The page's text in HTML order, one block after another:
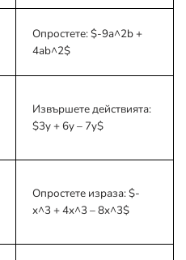
Опростете:$-9a^2b +
4ab^2$
Извършете действията:
$3y + 6y – 7y$
Опростете израза:$-
x^3 + 4x^3 – 8x^3$